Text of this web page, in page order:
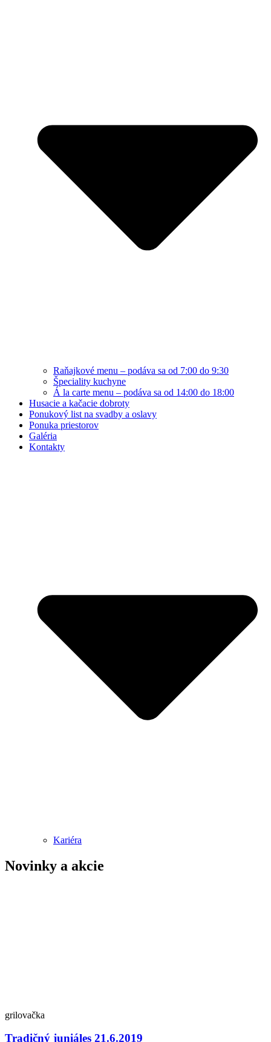
Raňajkové menu – podáva sa od 7:00 do 9:30
Špeciality kuchyne
Á la carte menu – podáva sa od 14:00 do 18:00
Husacie a kačacie dobroty
Ponukový list na svadby a oslavy
Ponuka priestorov
Galéria
Kontakty
Kariéra
Novinky a akcie
grilovačka
Tradičný juniáles 21.6.2019